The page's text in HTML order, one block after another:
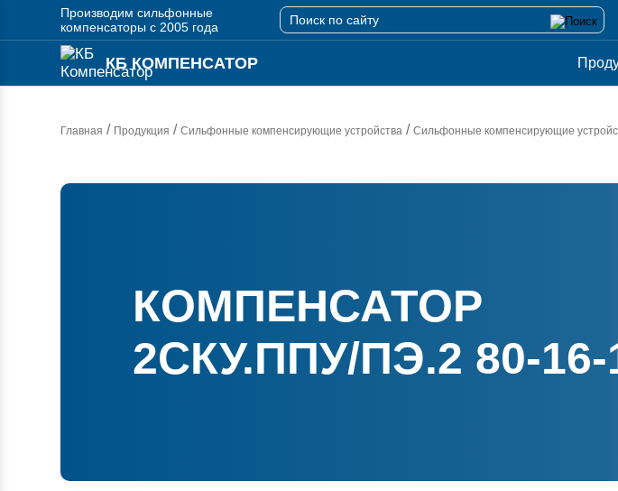
Производим сильфонные
компенсаторы с 2005 года
КБ КОМПЕНСАТОР
Главная / Продукция /Сильфонные компенсирующие устройства /Cильфонные компенсирующие
КОМПЕНСАТОР
2СКУ.ППУ/ПЭ.2 80-16-